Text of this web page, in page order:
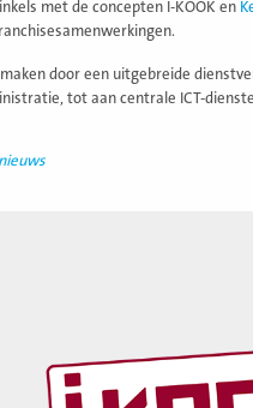
met de concepten I-KOOK en
door een uitgebreide
tot aan centrale ICT-